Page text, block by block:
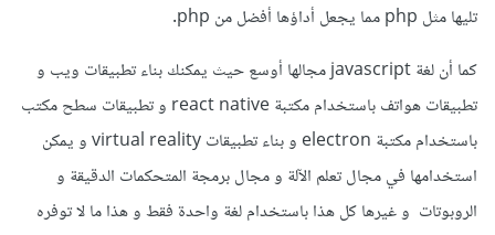
تليها مثل php مما يجعل أداؤها أفضل من php.
كما أن لغة javascript مجالها أوسع حيث يمكنك بناء تطبيقات ويب و
تطبيقات هواتف باستخدام مكتبة react native و تطبيقات سطح مكتب
باستخدام مكتبة electron و بناء تطبيقات virtual reality و يمكن
استخدامها في مجال تعلم الآلة و مجال برمجة المتحكمات الدقيقة و
الروبوتات و غيرها كل هذا باستخدام لغة واحدة فقط و هذا ما لا توفره